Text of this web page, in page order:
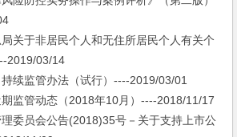
于非居民个人和无住所居民个人有关个
2019/03/14
监管办法（试行）----2019/03/01
管动态（2018年10月）----2018/11/17
员会公告(2018)35号－关于支持上市公